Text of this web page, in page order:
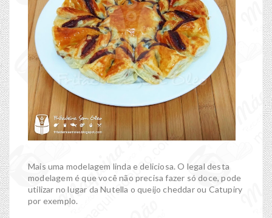
Mais uma modelagem linda e deliciosa. O legal desta
modelagem é que você não precisa fazer só doce, pode
utilizar no lugar da Nutella o queijo cheddar ou Catupiry
por exemplo.